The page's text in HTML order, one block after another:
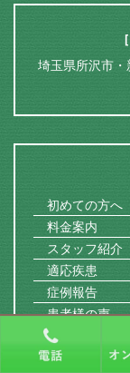
埼玉県所沢市
初めての方へ
料金案内
スタッフ紹介
適応疾患
症例報告
患者様の声
アクセス情報
よくある質問